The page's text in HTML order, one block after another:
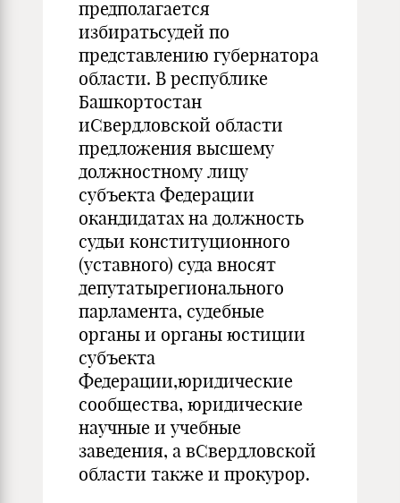
предполагается
избиратьсудей по
представлению губернатора
области. В республике
Башкортостан
иСвердловской области
предложения высшему
должностному лицу
субъекта Федерации
окандидатах на должность
судьи конституционного
(уставного) суда вносят
депутатырегионального
парламента, судебные
органы и органы юстиции
субъекта
Федерации,юридические
сообщества, юридические
научные и учебные
заведения, а вСвердловской
области также и прокурор.